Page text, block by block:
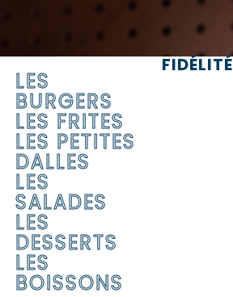
LES
BURGERS
LES FRITES
LES PETITES
DALLES
LES
SALADES
LES
DESSERTS
LES
BOISSONS
FIDÉLITÉ